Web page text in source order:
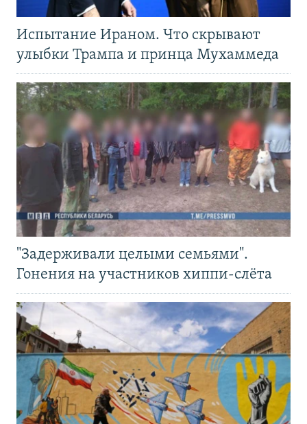
Испытание Ираном. Что скрывают
улыбки Трампа и принца Мухаммеда
"Задерживали целыми семьями".
Гонения на участников хиппи-слёта